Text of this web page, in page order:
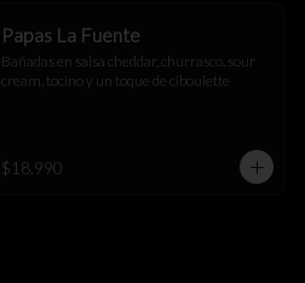
Papas La Fuente
Bañadas en salsa cheddar, churrasco, sour
cream, tocino y un toque de ciboulette
$18.990